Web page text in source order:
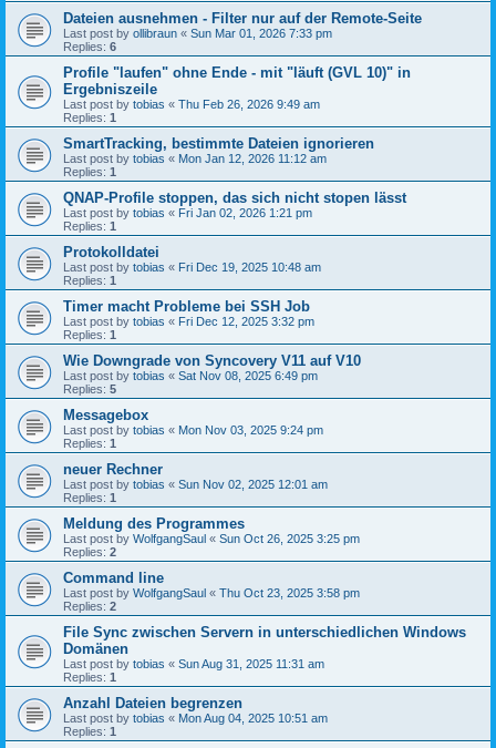
Dateien ausnehmen - Filter nur auf der Remote-Seite
Last post by ollibraun « Sun Mar 01, 2026 7:33 pm
Replies: 6
Profile "laufen" ohne Ende - mit "läuft (GVL 10)" in
Ergebniszeile
Last post by tobias « Thu Feb 26, 2026 9:49 am
Replies: 1
SmartTracking, bestimmte Dateien ignorieren
Last post by tobias « Mon Jan 12, 2026 11:12 am
Replies: 1
QNAP-Profile stoppen, das sich nicht stopen lässt
Last post by tobias « Fri Jan 02, 2026 1:21 pm
Replies: 1
Protokolldatei
Last post by tobias « Fri Dec 19, 2025 10:48 am
Replies: 1
Timer macht Probleme bei SSH Job
Last post by tobias « Fri Dec 12, 2025 3:32 pm
Replies: 1
Wie Downgrade von Syncovery V11 auf V10
Last post by tobias « Sat Nov 08, 2025 6:49 pm
Replies: 5
Messagebox
Last post by tobias « Mon Nov 03, 2025 9:24 pm
Replies: 1
neuer Rechner
Last post by tobias « Sun Nov 02, 2025 12:01 am
Replies: 1
Meldung des Programmes
Last post by WolfgangSaul « Sun Oct 26, 2025 3:25 pm
Replies: 2
Command line
Last post by WolfgangSaul « Thu Oct 23, 2025 3:58 pm
Replies: 2
File Sync zwischen Servern in unterschiedlichen Windows
Domänen
Last post by tobias « Sun Aug 31, 2025 11:31 am
Replies: 1
Anzahl Dateien begrenzen
Last post by tobias « Mon Aug 04, 2025 10:51 am
Replies: 1